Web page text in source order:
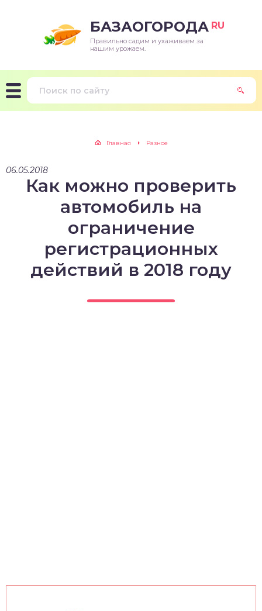
БАЗАОГОРОДА RU
Правильно садим и ухаживаем за
нашим урожаем.
Главная Разное
06.05.2018
Как можно проверить
автомобиль на
ограничение
регистрационных
действий в 2018 году